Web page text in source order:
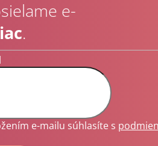
e-
.
e-mailu súhlasíte s